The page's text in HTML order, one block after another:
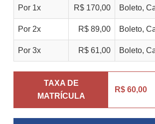
Por 1x R$ 170,00 Boleto,
Por 2x R$ 89,00 Boleto,
Por 3x R$ 61,00 Boleto,
TAXA DE
MATRÍCULA
R$ 60,00